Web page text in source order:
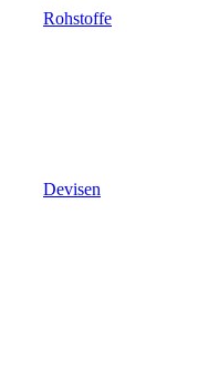
Rohstoffe
Devisen